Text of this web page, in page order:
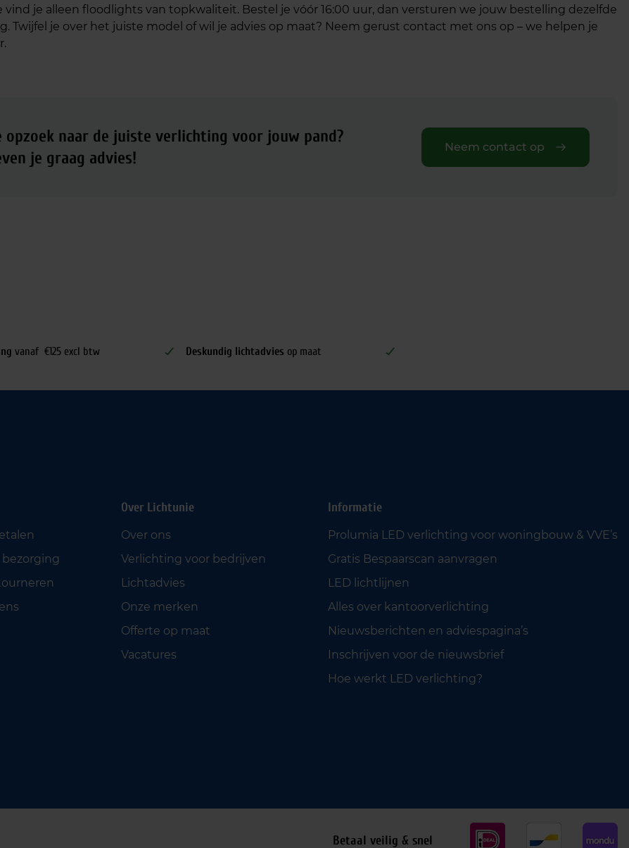
vind je alleen floodlights van topkwaliteit. Bestel je vóór 16:00 uur, dan versturen we jouw bestelling dezelfde
Twijfel je over het juiste model of wil je advies op maat? Neem gerust contact met ons op – we helpen je
opzoek naar de juiste verlichting voor jouw pand?
je graag advies!
Neem contact op
vanaf €125 excl btw Deskundig lichtadvies op maat
Over Lichtunie
Over ons
Verlichting voor bedrijven
Lichtadvies
Onze merken
Offerte op maat
Vacatures
Informatie
Prolumia LED verlichting voor woningbouw & VVE’s
Gratis Bespaarscan aanvragen
LED lichtlijnen
Alles over kantoorverlichting
Nieuwsberichten en adviespagina’s
Inschrijven voor de nieuwsbrief
Hoe werkt LED verlichting?
Betaal veilig & snel